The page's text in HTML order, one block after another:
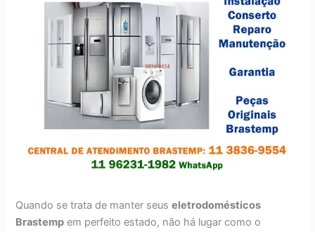
Quando se trata de manter seuseletrodomésticos
Brastemp em perfeito estado, não há lugar como o